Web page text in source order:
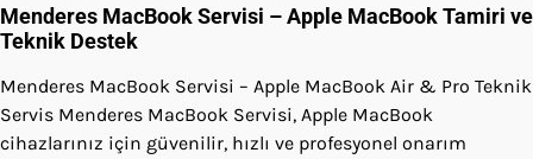
Menderes MacBook Servisi – Apple MacBook Tamiri ve
Teknik Destek
Menderes MacBook Servisi – Apple MacBook Air & Pro Teknik
Servis Menderes MacBook Servisi, Apple MacBook
cihazlarınız için güvenilir, hızlı ve profesyonel onarım